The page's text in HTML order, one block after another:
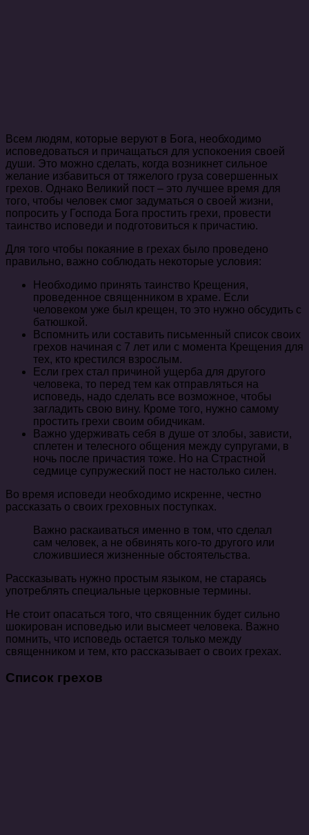
Всем людям, которые веруют в Бога, необходимо
исповедоваться и причащаться для успокоения своей
души. Это можно сделать, когда возникнет сильное
желание избавиться от тяжелого груза совершенных
грехов. Однако Великий пост – это лучшее время для
того, чтобы человек смог задуматься о своей жизни,
попросить у Господа Бога простить грехи, провести
таинство исповеди и подготовиться к причастию.
Для того чтобы покаяние в грехах было проведено
правильно, важно соблюдать некоторые условия:
Необходимо принять таинство Крещения,
проведенное священником в храме. Если
человеком уже был крещен, то это нужно обсудить с
батюшкой.
Вспомнить или составить письменный список своих
грехов начиная с 7 лет или с момента Крещения для
тех, кто крестился взрослым.
Если грех стал причиной ущерба для другого
человека, то перед тем как отправляться на
исповедь, надо сделать все возможное, чтобы
загладить свою вину. Кроме того, нужно самому
простить грехи своим обидчикам.
Важно удерживать себя в душе от злобы, зависти,
сплетен и телесного общения между супругами, в
ночь после причастия тоже. Но на Страстной
седмице супружеский пост не настолько силен.
Во время исповеди необходимо искренне, честно
рассказать о своих греховных поступках.
Важно раскаиваться именно в том, что сделал
сам человек, а не обвинять кого-то другого или
сложившиеся жизненные обстоятельства.
Рассказывать нужно простым языком, не стараясь
употреблять специальные церковные термины.
Не стоит опасаться того, что священник будет сильно
шокирован исповедью или высмеет человека. Важно
помнить, что исповедь остается только между
священником и тем, кто рассказывает о своих грехах.
Список грехов